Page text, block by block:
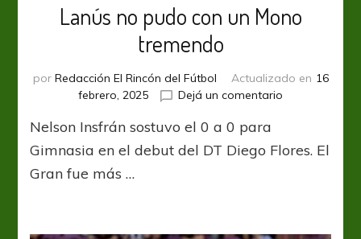
Lanús no pudo con un Mono
tremendo
por Redacción El Rincón del Fútbol Actualizado en 16
febrero, 2025
Dejá un comentario
pudo
Nelson Insfrán sostuvo el 0 a 0 para
Gimnasia en el debut del DT Diego Flores. El
Gran fue más …